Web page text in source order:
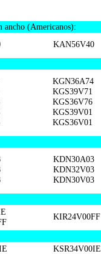
ancho (Americanos):
KAN56V40
KGN36A74
KGS39V71
KGS36V76
KGS39V01
KGS36V01
KDN30A03
KDN32V03
KDN30V03
KIR24V00FF
KSR34V00IE